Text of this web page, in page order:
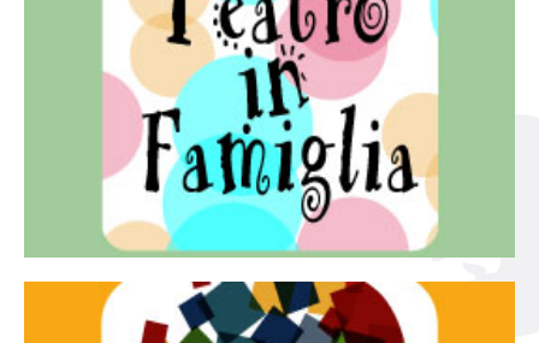
Teatro in famiglia
Teatro In Famiglia è una rassegna di teatro concepita
per far condividere e godere del teatro all’intera
famiglia.
Continua